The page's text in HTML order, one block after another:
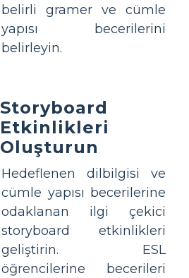
belirli gramer ve cümle
yapısı becerilerini
belirleyin.
Storyboard
Etkinlikleri
Oluşturun
Hedeflenen dilbilgisi ve
cümle yapısı becerilerine
odaklanan ilgi çekici
storyboard etkinlikleri
geliştirin. ESL
öğrencilerine becerileri